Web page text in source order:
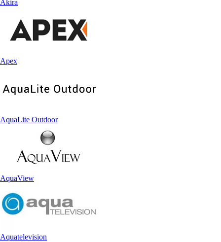
Akira
Apex
AquaLite Outdoor
AquaView
Aquatelevision